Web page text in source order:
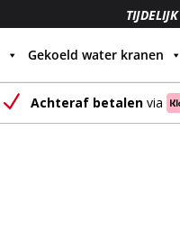
TIJDELIJK
Gekoeld water kranen
N Achteraf betalen via